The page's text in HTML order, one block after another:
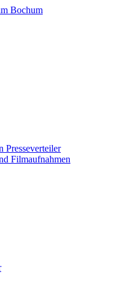
Presseverteiler
Filmaufnahmen